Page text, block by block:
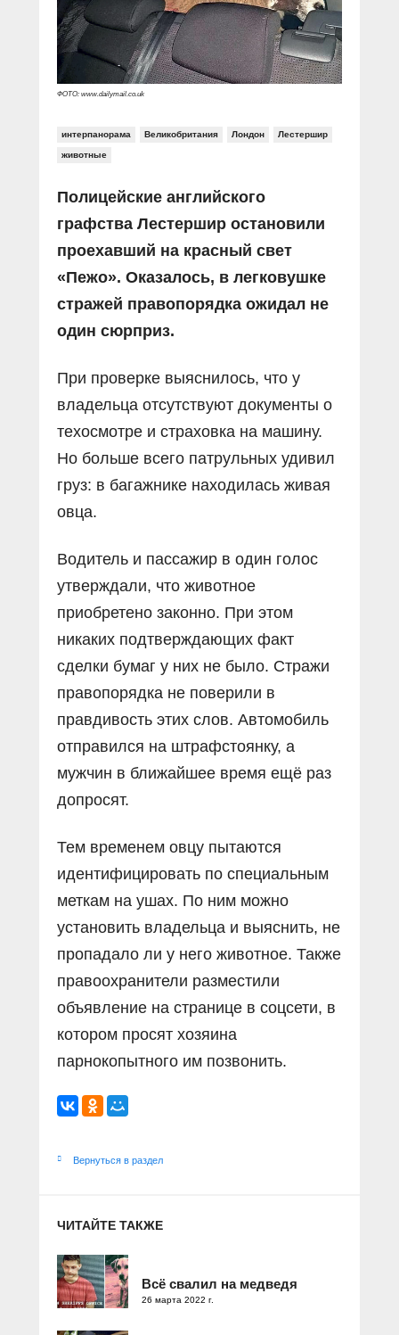
Социальные ролики
Документальные фильмы
Прямой разговор
В знании сила
Специальный репортаж
КиберПОСТОВОЙ
Газета «Щит и меч»
Журнал «Полиция России»
О ПОРТАЛЕ
Контакты
ФОТО: www.dailymail.co.uk
интерпанорама Великобритания Лондон Лестершир
животные
Полицейские английского
графства Лестершир остановили
проехавший на красный свет
«Пежо». Оказалось, в легковушке
стражей правопорядка ожидал не
один сюрприз.
При проверке выяснилось, что у
владельца отсутствуют документы о
техосмотре и страховка на машину.
Но больше всего патрульных удивил
груз: в багажнике находилась живая
овца.
Водитель и пассажир в один голос
утверждали, что животное
приобретено законно. При этом
никаких подтверждающих факт
сделки бумаг у них не было. Стражи
правопорядка не поверили в
правдивость этих слов. Автомобиль
отправился на штрафстоянку, а
мужчин в ближайшее время ещё раз
допросят.
Тем временем овцу пытаются
идентифицировать по специальным
меткам на ушах. По ним можно
установить владельца и выяснить, не
пропадало ли у него животное. Также
правоохранители разместили
объявление на странице в соцсети, в
котором просят хозяина
парнокопытного им позвонить.
Вернуться в раздел
ЧИТАЙТЕ ТАКЖЕ
Всё свалил на медведя
26 марта 2022 г.